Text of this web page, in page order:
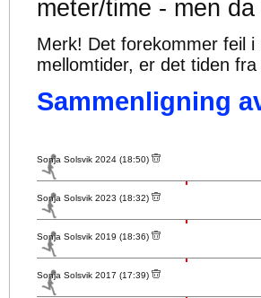
meter/time - men
Merk! Det forekommer feil
mellomtider, er det tiden
Sammenligning
Sonja Solsvik 2024 (18:50)
Sonja Solsvik 2023 (18:32)
Sonja Solsvik 2019 (18:36)
Sonja Solsvik 2017 (17:39)